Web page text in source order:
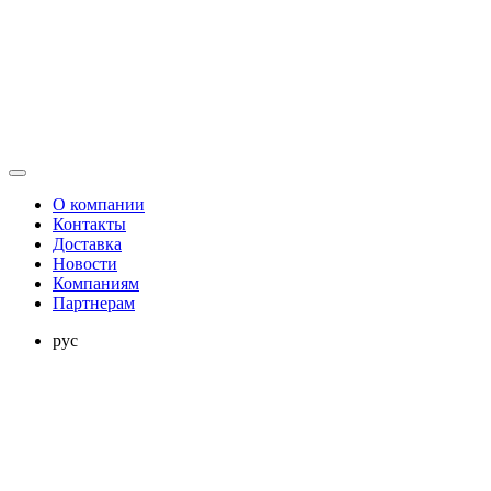
О компании
Контакты
Доставка
Новости
Компаниям
Партнерам
рус